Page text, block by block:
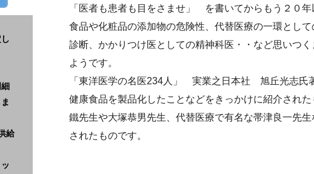
「医者も患者も目をさませ」 を書いてからもう２０
食品や化粧品の添加物の危険性、代替医療の一環とし
診断、かかりつけ医としての精神科医・・など思いつ
ようです。
「東洋医学の名医234人」 実業之日本社 旭丘光志
健康食品を製品化したことなどをきっかけに紹介され
鐵先生や大塚恭男先生、代替医療で有名な帯津良一先
されたものです。
給